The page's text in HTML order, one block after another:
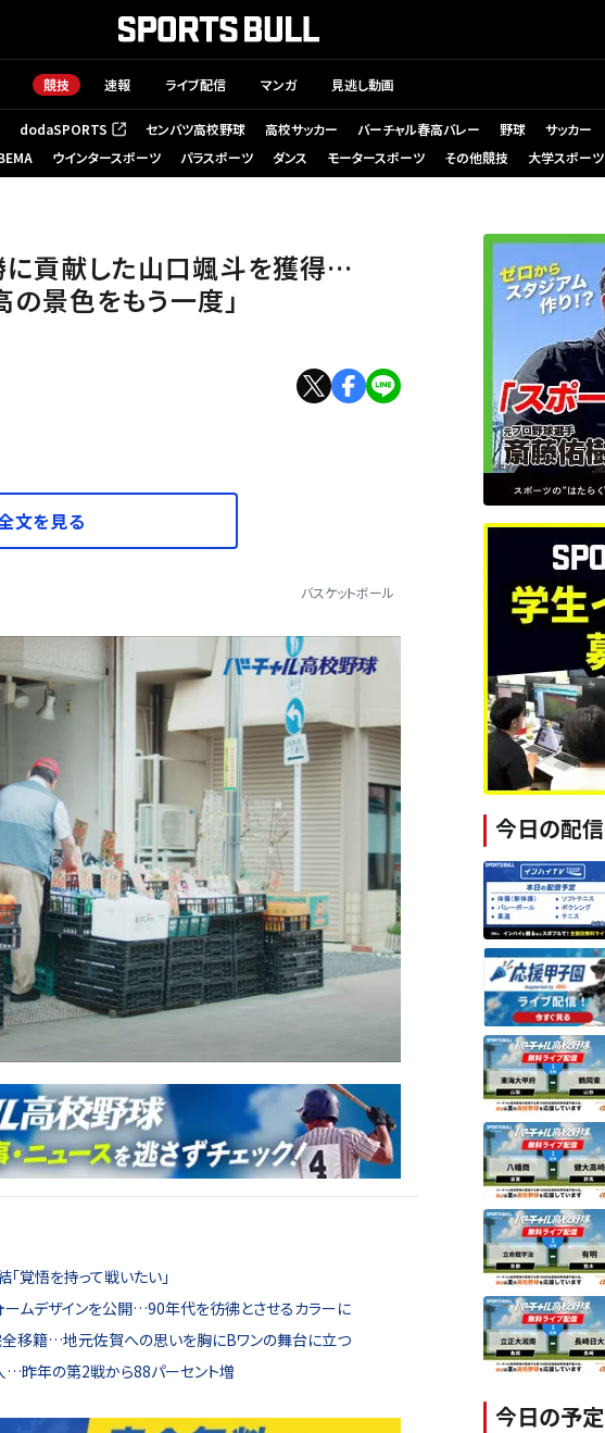
競技 速報 ライブ配信 マンガ 見逃し動画
dodaSPORTS
（新しいタブで開く） センバツ高校野球 高校サッカー バーチャル春高バレー 野球 サッカー
ウインタースポーツ パラスポーツ ダンス モータースポーツ その他競技 大学スポーツ
に貢献した山口颯斗を獲得…
景色をもう一度」
文を見る
バスケットボール
覚悟を持って戦いたい」
ームデザインを公開…90年代を彷彿とさせるカラーに
移籍…地元佐賀への思いを胸にBワンの舞台に立つ
昨年の第2戦から88パーセント増
今日の配信
今日の予定